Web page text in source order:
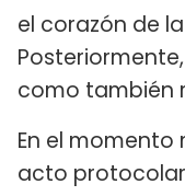
el corazón de
como también
En el
acto